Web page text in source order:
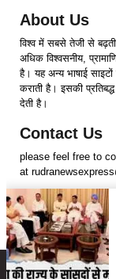
About Us
विश्व में सबसे तेजी से
अधिक विश्वसनीय,
है। यह अन्य भाषाई
कराती है। इसकी
देती है।
Contact Us
please feel free to
at
Follow Us
Copyright ©